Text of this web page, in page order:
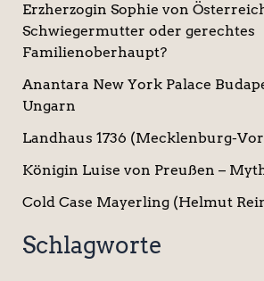
Erzherzogin Sophie von
Schwiegermutter oder gerechtes
Familienoberhaupt?
Anantara New York Palace
Ungarn
Landhaus 1736 (Mecklenburg-
Königin Luise von Preußen –
Cold Case Mayerling (Helmut
Schlagworte